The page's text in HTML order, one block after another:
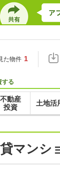
た物件 1
する
不動産
投資
土地活
マンシ